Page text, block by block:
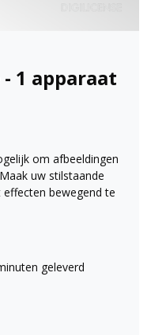
1 apparaat
om afbeeldingen
uw stilstaande
bewegend te
geleverd